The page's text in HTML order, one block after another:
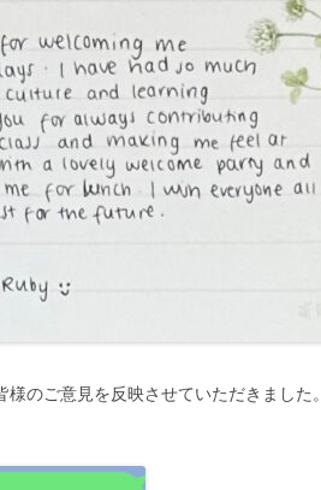
のご意見を反映させていただきました。